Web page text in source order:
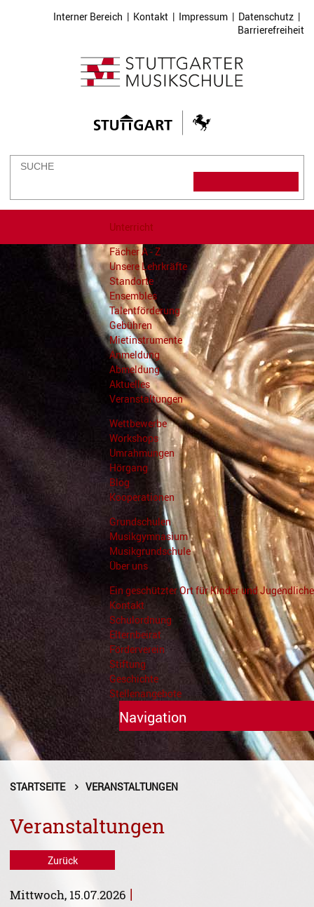
Interner Bereich | Kontakt | Impressum | Datenschutz |
Barrierefreiheit
Unterricht
Fächer A - Z
Unsere Lehrkräfte
Standorte
Ensembles
Talentförderung
Gebühren
Mietinstrumente
Anmeldung
Abmeldung
Aktuelles
Veranstaltungen
Wettbewerbe
Workshops
Umrahmungen
Hörgang
Blog
Kooperationen
Grundschulen
Musikgymnasium
Musikgrundschule
Über uns
Ein geschützter Ort für Kinder und Jugendliche
Kontakt
Schulordnung
Elternbeirat
Förderverein
Stiftung
Geschichte
Stellenangebote
Navigation
Unterricht
Fächer A - Z
STARTSEITE VERANSTALTUNGEN
Veranstaltungen
Zurück
Mittwoch, 15.07.2026 |